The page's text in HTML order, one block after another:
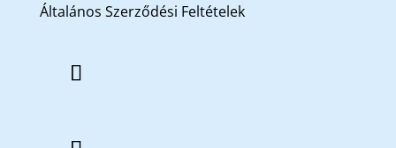
Általános Szerződési Feltételek